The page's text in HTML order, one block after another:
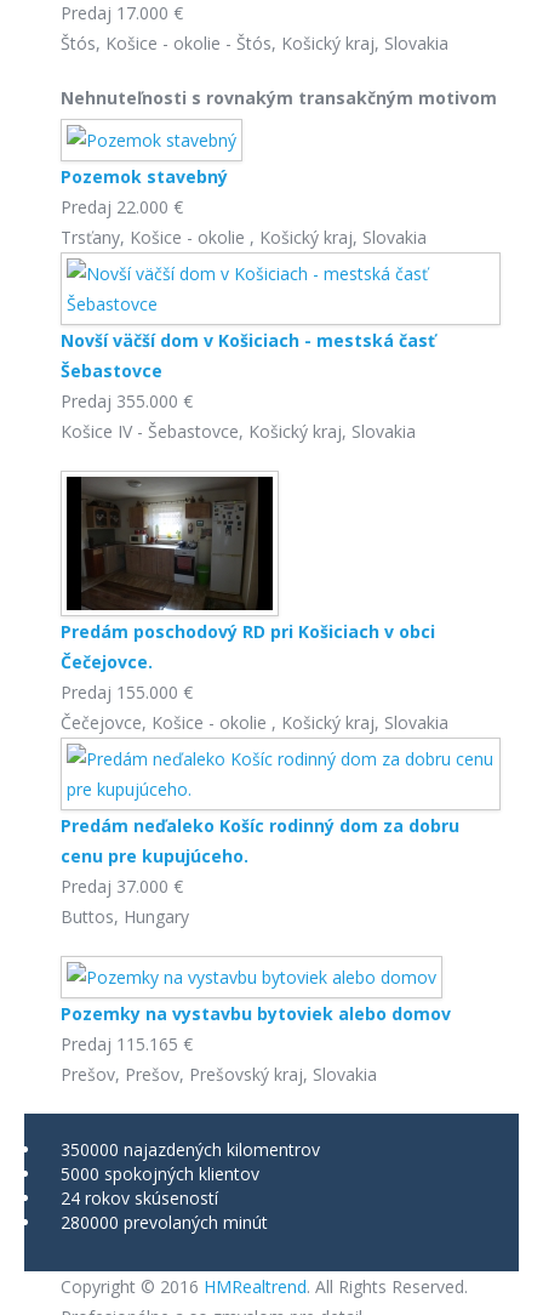
Predaj 17.000 €
Štós, Košice - okolie - Štós, Košický kraj, Slovakia
Nehnuteľnosti s rovnakým transakčným motivom
Pozemok stavebný
Predaj 22.000 €
Trsťany, Košice - okolie , Košický kraj, Slovakia
Novší väčší dom v Košiciach - mestská časť
Šebastovce
Predaj 355.000 €
Košice IV - Šebastovce, Košický kraj, Slovakia
Predám poschodový RD pri Košiciach v obci
Čečejovce.
Predaj 155.000 €
Čečejovce, Košice - okolie , Košický kraj, Slovakia
Predám neďaleko Košíc rodinný dom za dobru
cenu pre kupujúceho.
Predaj 37.000 €
Buttos, Hungary
Pozemky na vystavbu bytoviek alebo domov
Predaj 115.165 €
Prešov, Prešov, Prešovský kraj, Slovakia
350000 najazdených kilomentrov
5000 spokojných klientov
24 rokov skúseností
280000 prevolaných minút
Copyright © 2016 HMRealtrend. All Rights Reserved.